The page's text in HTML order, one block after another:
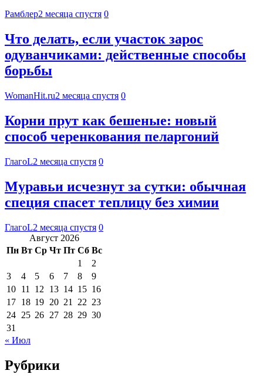
Рамблер2 месяца спустя 0
Что делать, если участок зарос
одуванчиками: действенные способы
борьбы
WomanHit.ru2 месяца спустя 0
Корни прут как бешеные: новый
способ черенкования пеларгоний
ГлагоL2 месяца спустя 0
Муравьи исчезнут за сутки: обычная
специя спасет теплицу без химии
ГлагоL2 месяца спустя 0
Август 2026
Пн Вт Ср Чт Пт Сб Вс
1
2
3
4 5 6 7 8
9
10 11 12 13 14 15 16
17 18 19 20 21 22 23
24 25 26 27 28 29 30
31
« Июл
Рубрики